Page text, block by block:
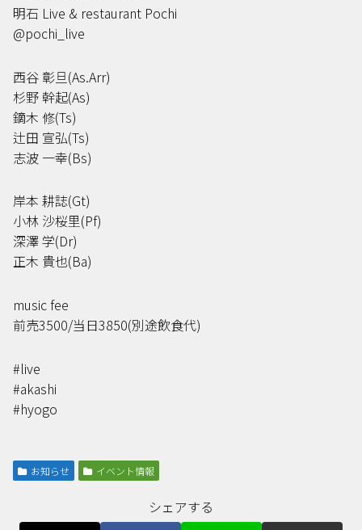
明石 Live & restaurant Pochi
@pochi_live
西谷 彰旦(As.Arr)
杉野 幹起(As)
鏑木 修(Ts)
辻田 宣弘(Ts)
志波 一幸(Bs)
岸本 耕誌(Gt)
小林 沙桜里(Pf)
深澤 学(Dr)
正木 貴也(Ba)
music fee
前売3500/当日3850(別途飲食代)
#live
#akashi
#hyogo
お知らせ イベント情報
シェアする